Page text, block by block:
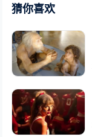
猜你喜欢